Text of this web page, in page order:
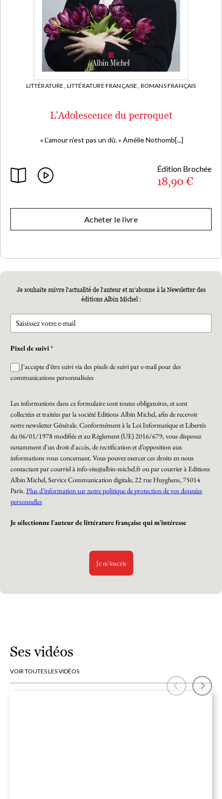
LITTÉRATURE, LITTÉRATURE FRANÇAISE, ROMANS FRANÇAIS
L'Adolescence du perroquet
« L’amour n’est pas un dû. » Amélie Nothomb[...]
Édition Brochée
18,90 €
Acheter le livre
Je souhaite suivre l'actualité de l'auteur et m'abonne à la Newsletter des
éditions Albin Michel :
Pixel de suivi*
J'accepte d'être suivi via des pixels de suivi par e-mail pour des
communications personnalisées
Les informations dans ce formulaire sont toutes obligatoires, et sont
collectées et traitées par la société Editions Albin Michel, afin de recevoir
notre newsletter Générale. Conformément à la Loi Informatique et Libertés
du 06/01/1978 modifiée et au Règlement (UE) 2016/679, vous disposez
notamment d'un droit d'accès, de rectification et d’opposition aux
informations vous concernant. Vous pouvez exercer ces droits en nous
contactant par courriel à info-site@albin-michel.fr ou par courrier à Editions
Albin Michel, Service Communication digitale, 22 rue Huyghens, 75014
Paris.Plus d’information sur notre politique de protection de vos données
personnelles
Je sélectionne l'auteur de littérature française qui m'intéresse
Je m'inscris
Ses vidéos
VOIR TOUTES LES VIDÉOS